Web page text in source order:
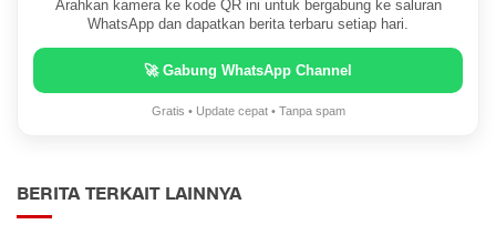
Arahkan kamera ke kode QR ini untuk bergabung ke saluran
WhatsApp dan dapatkan berita terbaru setiap hari.
🚀 Gabung WhatsApp Channel
Gratis • Update cepat • Tanpa spam
BERITA TERKAIT LAINNYA